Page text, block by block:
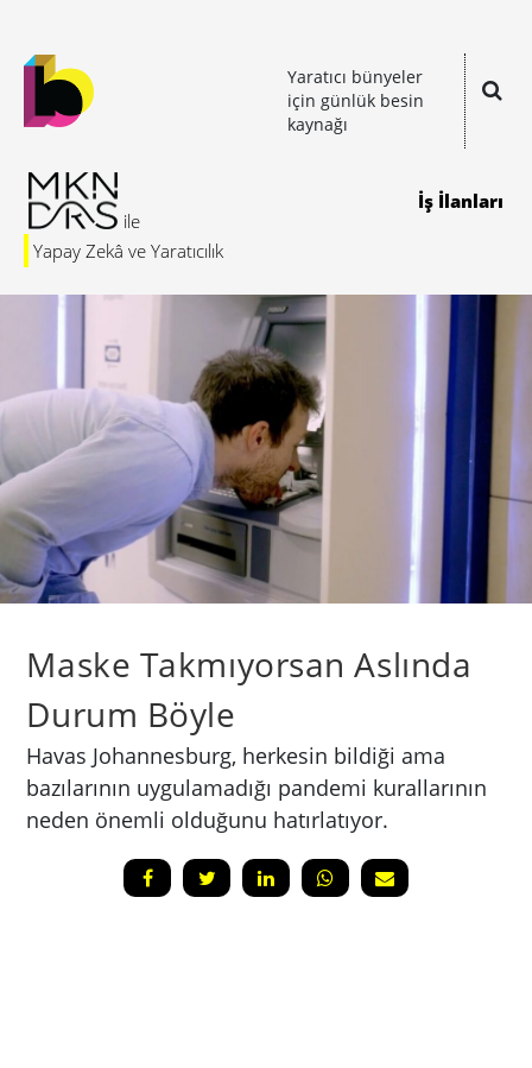
Yaratıcı bünyeler
için günlük besin
kaynağı
Yapay Zekâ ve Yaratıcılık
İş İlanları
Maske Takmıyorsan Aslında
Durum Böyle
Havas Johannesburg, herkesin bildiği ama
bazılarının uygulamadığı pandemi kurallarının
neden önemli olduğunu hatırlatıyor.